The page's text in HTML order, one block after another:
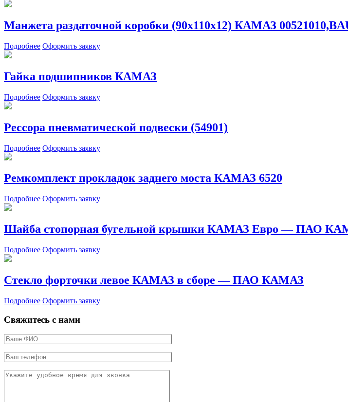
Манжета раздаточной коробки (90х110х12) КАМАЗ
Подробнее Оформить заявку
Гайка подшипников КАМАЗ
Подробнее Оформить заявку
Рессора пневматической подвески (54901)
Подробнее Оформить заявку
Ремкомплект прокладок заднего моста КАМАЗ 6520
Подробнее Оформить заявку
Шайба стопорная бугельной крышки КАМАЗ Евро — ПАО
Подробнее Оформить заявку
Стекло форточки левое КАМАЗ в сборе — ПАО КАМАЗ
Подробнее Оформить заявку
Свяжитесь с нами